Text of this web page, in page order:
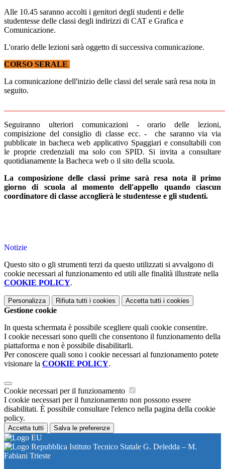
Alle 10.45 saranno accolti i genitori degli studenti e delle
studentesse delle classi degli indirizzi di CAT e Grafica e
Comunicazione.
L'orario delle lezioni sarà oggetto di successiva comunicazione.
CORSO SERALE
La comunicazione dell'inizio delle classi del serale sarà resa nota in
seguito.
Seguiranno ulteriori comunicazioni - orario delle lezioni,
compisizione del consiglio di classe ecc. - che saranno via via
pubblicate in bacheca web applicativo Spaggiari e consultabili con
le proprie credenziali ma solo con SPID. Si invita a consultare
quotidianamente la Bacheca web o il sito della scuola.
La composizione delle classi prime sarà resa nota il primo
giorno di scuola al momento dell'appello quando ciascun
coordinatore di classe accoglierà le studentesse e gli studenti.
Notizie
Questo sito o gli strumenti terzi da questo utilizzati si avvalgono di
cookie necessari al funzionamento ed utili alle finalità illustrate nella
COOKIE POLICY.
Personalizza Rifiuta tutti i cookies Accetta tutti i cookies
Gestione cookie
In questa schermata è possibile scegliere quali cookie consentire.
I cookie necessari sono quelli che consentono il funzionamento della
piattaforma e non è possibile disabilitarli.
Per conoscere quali sono i cookie necessari al funzionamento potete
visionare la COOKIE POLICY.
Cookie necessari per il funzionamento
I cookie necessari per il funzionamento non possono essere
disabilitati. È possibile consultare l'elenco nella pagina della cookie
policy.
Accetta tutti Salva le preferenze
Istituto Tecnico Statale G. Deledda – M.
Fabiani Trieste